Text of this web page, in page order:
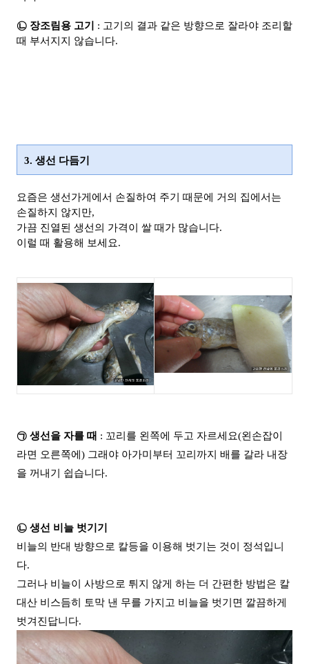
㉡ 장조림용 고기
: 고기의 결과 같은 방향으로 잘라야 조리할
때 부서지지 않습니다.
3. 생선 다듬기
요즘은 생선가게에서 손질하여 주기 때문에 거의 집에서는
손질하지 않지만,
가끔 진열된 생선의 가격이 쌀 때가 많습니다.
이럴 때 활용해 보세요.
㉠ 생선을 자를 때 : 꼬리를 왼쪽에 두고 자르세요(왼손잡이
라면 오른쪽에) 그래야 아가미부터 꼬리까지 배를 갈라 내장
을 꺼내기 쉽습니다.
㉡ 생선 비늘 벗기기
비늘의 반대 방향으로 칼등을 이용해 벗기는 것이 정석입니
다.
그러나 비늘이 사방으로 튀지 않게 하는 더 간편한 방법은 칼
대산 비스듬히 토막 낸 무를 가지고 비늘을 벗기면 깔끔하게
벗겨진답니다.